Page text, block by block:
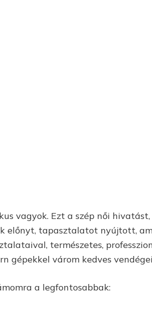
vagyok. Ezt a szép női
előnyt, tapasztalatot nyújtott,
természetes,
gépekkel várom kedves
a legfontosabbak: